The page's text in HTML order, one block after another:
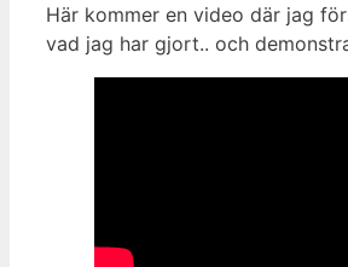
Här kommer en video där jag
vad jag har gjort.. och